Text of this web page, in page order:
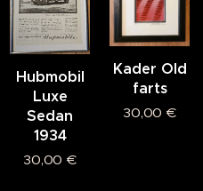
Hubmobil
Luxe
Sedan
1934
30,00 €
Kader Old
farts
30,00 €